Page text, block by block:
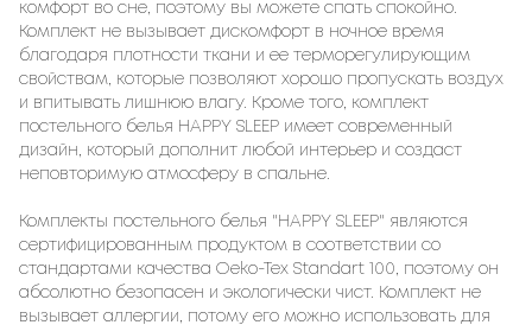
комфорт во сне, поэтому вы можете спать спокойно.
Комплект не вызывает дискомфорт в ночное время
благодаря плотности ткани и ее терморегулирующим
свойствам, которые позволяют хорошо пропускать воздух
и впитывать лишнюю влагу. Кроме того, комплект
постельного белья HAPPY SLEEP имеет современный
дизайн, который дополнит любой интерьер и создаст
неповторимую атмосферу в спальне.
Комплекты постельного белья "HAPPY SLEEP" являются
сертифицированным продуктом в соответствии со
стандартами качества Oeko-Tex Standart 100, поэтому он
абсолютно безопасен и экологически чист. Комплект не
вызывает аллергии, потому его можно использовать для